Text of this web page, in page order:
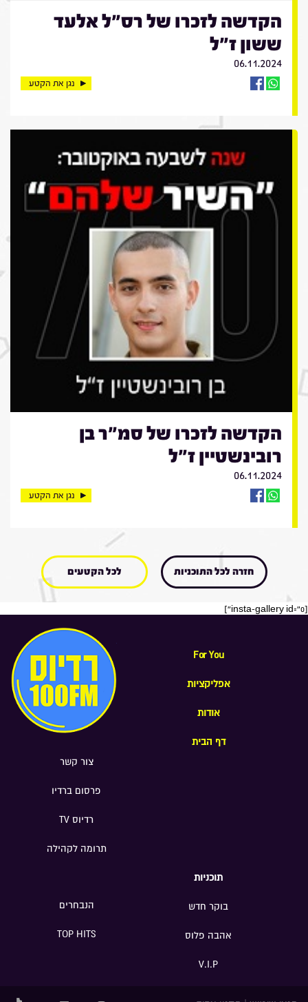
הקדשה לזכרו של רס"ל אלעד
ששון ז"ל
06.11.2024
נגן את הקטע
הקדשה לזכרו של סמ"ר בן
רובינשטיין ז"ל
06.11.2024
נגן את הקטע
חזרה לכל התוכניות לכל הקטעים
[insta-gallery id="0"]
For You
אפליקציות
אודות
דף הבית
צור קשר
פרסום ברדיו
רדיוס TV
תרומה לקהילה
תוכניות
בוקר חדש
אהבה פלוס
V.I.P
הנבחרים
TOP HITS